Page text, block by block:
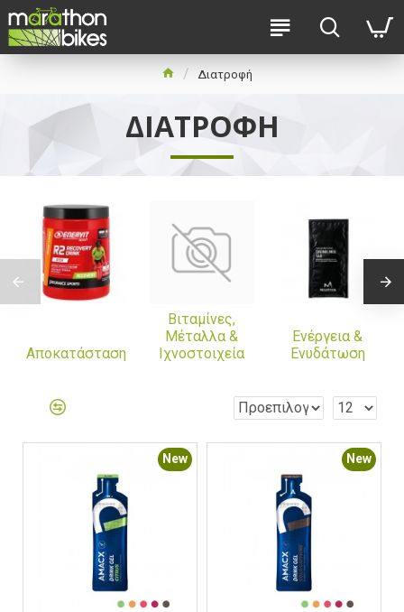
Διατροφή
ΔΙΑΤΡΟΦΉ
Αποκατάσταση
Βιταμίνες,
Μέταλλα &
Ιχνοστοιχεία
Ενέργεια &
Ενυδάτωση
New New